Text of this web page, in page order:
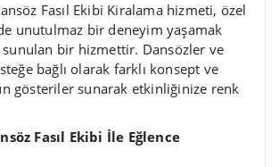
Fasıl Ekibi Kiralama hizmeti, özel
unutulmaz bir deneyim yaşamak
bir hizmettir. Dansözler ve
bağlı olarak farklı konsept ve
gösteriler sunarak etkinliğinize renk
Fasıl Ekibi İle Eğlence